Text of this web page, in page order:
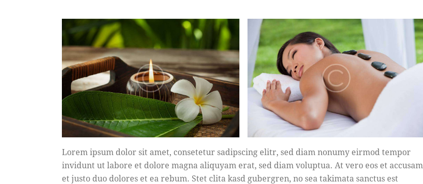
Lorem ipsum dolor sit amet, consetetur sadipscing elitr, sed diam nonumy eirmod tempor
invidunt ut labore et dolore magna aliquyam erat, sed diam voluptua. At vero eos et accusam
et justo duo dolores et ea rebum. Stet clita kasd gubergren, no sea takimata sanctus est